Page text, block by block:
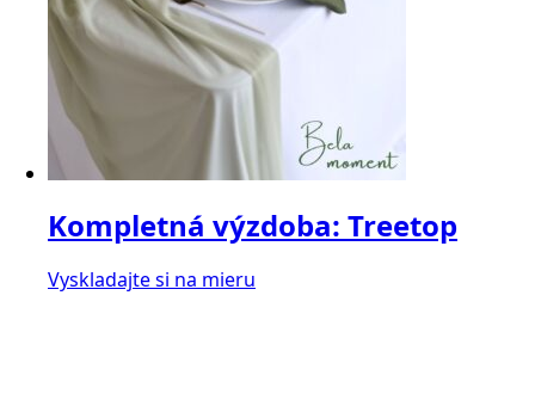
Kompletná výzdoba: Treetop
Vyskladajte si na mieru